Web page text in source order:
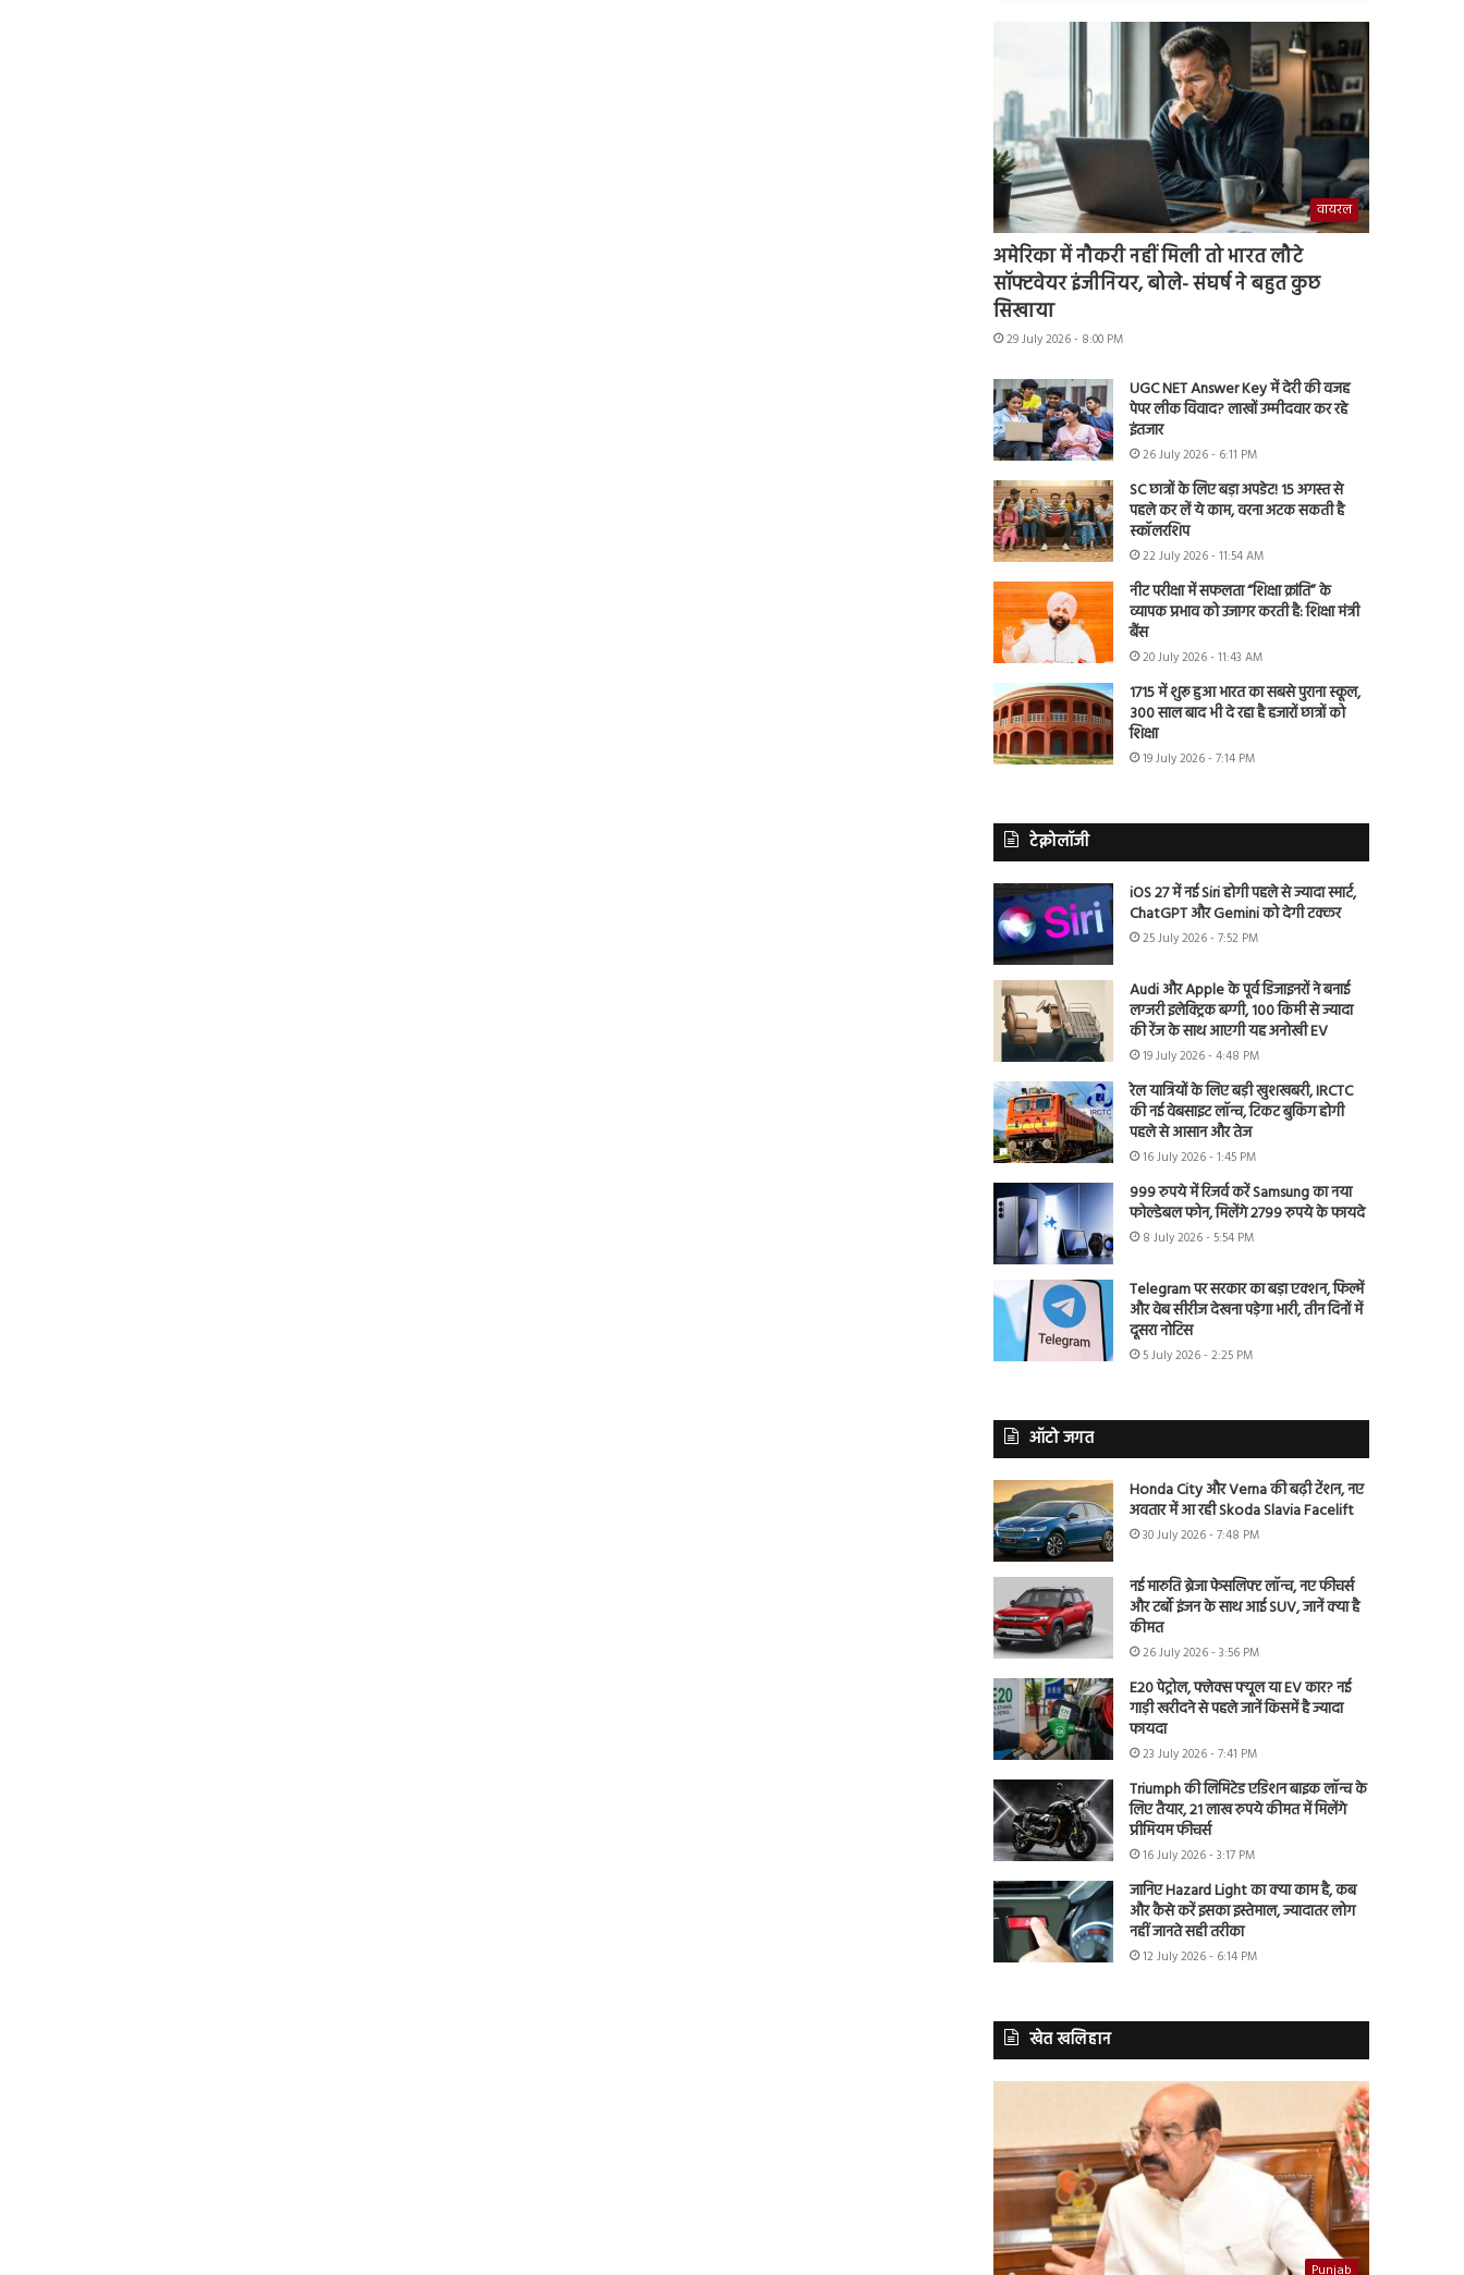
वायरल
अमेरिका में नौकरी नहीं मिली तो भारत लौटे
सॉफ्टवेयर इंजीनियर, बोले- संघर्ष ने बहुत कुछ
सिखाया
29 July 2026 - 8:00 PM
UGC NET Answer Key में देरी की वजह
पेपर लीक विवाद? लाखों उम्मीदवार कर रहे
इंतजार
26 July 2026 - 6:11 PM
SC छात्रों के लिए बड़ा अपडेट! 15 अगस्त से
पहले कर लें ये काम, वरना अटक सकती है
स्कॉलरशिप
22 July 2026 - 11:54 AM
नीट परीक्षा में सफलता “शिक्षा क्रांति” के
व्यापक प्रभाव को उजागर करती है: शिक्षा मंत्री
बैंस
20 July 2026 - 11:43 AM
1715 में शुरू हुआ भारत का सबसे पुराना स्कूल,
300 साल बाद भी दे रहा है हजारों छात्रों को
शिक्षा
19 July 2026 - 7:14 PM
टेक्नोलॉजी
iOS 27 में नई Siri होगी पहले से ज्यादा स्मार्ट,
ChatGPT और Gemini को देगी टक्कर
25 July 2026 - 7:52 PM
Audi और Apple के पूर्व डिजाइनरों ने बनाई
लग्जरी इलेक्ट्रिक बग्गी, 100 किमी से ज्यादा
की रेंज के साथ आएगी यह अनोखी EV
19 July 2026 - 4:48 PM
रेल यात्रियों के लिए बड़ी खुशखबरी, IRCTC
की नई वेबसाइट लॉन्च, टिकट बुकिंग होगी
पहले से आसान और तेज
16 July 2026 - 1:45 PM
999 रुपये में रिजर्व करें Samsung का नया
फोल्डेबल फोन, मिलेंगे 2799 रुपये के फायदे
8 July 2026 - 5:54 PM
Telegram पर सरकार का बड़ा एक्शन, फिल्में
और वेब सीरीज देखना पड़ेगा भारी, तीन दिनों में
दूसरा नोटिस
5 July 2026 - 2:25 PM
ऑटो जगत
Honda City और Verna की बढ़ी टेंशन, नए
अवतार में आ रही Skoda Slavia Facelift
30 July 2026 - 7:48 PM
नई मारुति ब्रेजा फेसलिफ्ट लॉन्च, नए फीचर्स
और टर्बो इंजन के साथ आई SUV, जानें क्या है
कीमत
26 July 2026 - 3:56 PM
E20 पेट्रोल, फ्लेक्स फ्यूल या EV कार? नई
गाड़ी खरीदने से पहले जानें किसमें है ज्यादा
फायदा
23 July 2026 - 7:41 PM
Triumph की लिमिटेड एडिशन बाइक लॉन्च के
लिए तैयार, 21 लाख रुपये कीमत में मिलेंगे
प्रीमियम फीचर्स
16 July 2026 - 3:17 PM
जानिए Hazard Light का क्या काम है, कब
और कैसे करें इसका इस्तेमाल, ज्यादातर लोग
नहीं जानते सही तरीका
12 July 2026 - 6:14 PM
खेत खलिहान
Punjab